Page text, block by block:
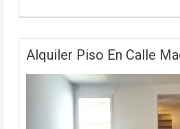
Alquiler Piso En Calle